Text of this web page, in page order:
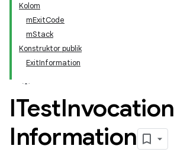
Kolom
mExitCode
mStack
Konstruktor publik
ExitInformation
ITestInvocation
Information